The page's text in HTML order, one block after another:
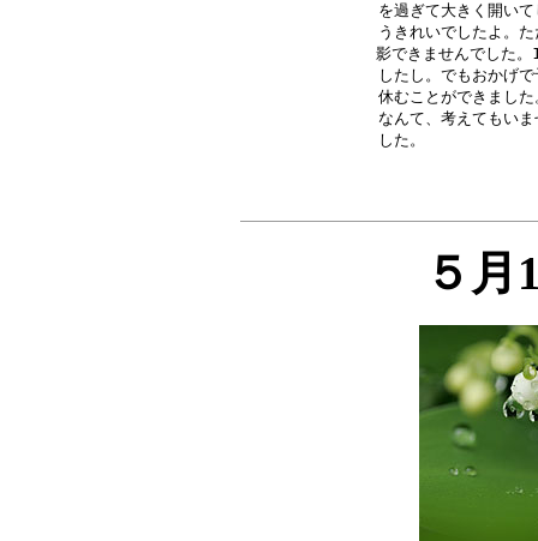
を過ぎて大きく開い
うきれいでしたよ。
影できませんでした
したし。でもおかげ
休むことができまし
なんて、考えてもい
５月